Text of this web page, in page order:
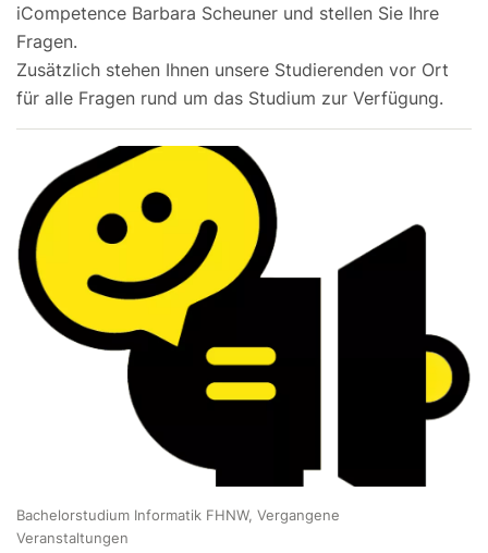
iCompetence Barbara Scheuner und stellen Sie Ihre
Fragen.
Zusätzlich stehen Ihnen unsere Studierenden vor Ort
für alle Fragen rund um das Studium zur Verfügung.
Bachelorstudium Informatik FHNW, Vergangene
Veranstaltungen